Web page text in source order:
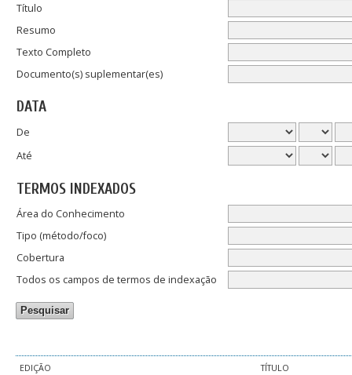
Título
Resumo
Texto Completo
Documento(s) suplementar(es)
DATA
De
Até
TERMOS INDEXADOS
Área do Conhecimento
Tipo (método/foco)
Cobertura
Todos os campos de termos de indexação
EDIÇÃO TÍTULO